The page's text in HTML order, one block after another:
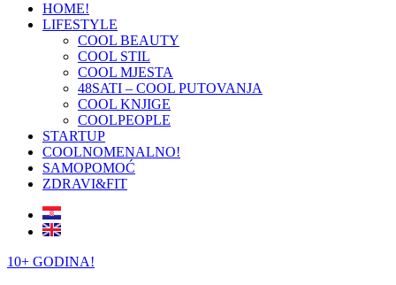
HOME!
LIFESTYLE
COOL BEAUTY
COOL STIL
COOL MJESTA
48SATI – COOL PUTOVANJA
COOL KNJIGE
COOLPEOPLE
STARTUP
COOLNOMENALNO!
SAMOPOMOĆ
ZDRAVI&FIT
10+ GODINA!